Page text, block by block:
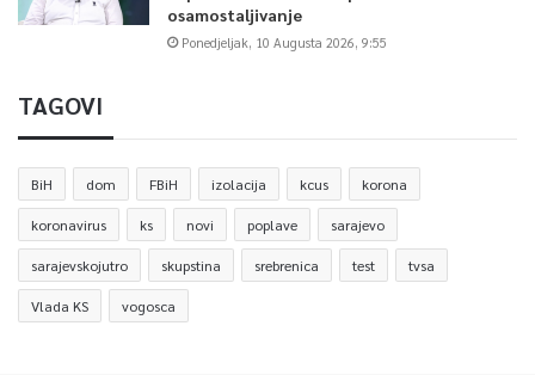
osamostaljivanje
Ponedjeljak, 10 Augusta 2026, 9:55
TAGOVI
BiH dom FBiH izolacija kcus korona
koronavirus ks novi poplave sarajevo
sarajevskojutro skupstina srebrenica test tvsa
Vlada KS vogosca